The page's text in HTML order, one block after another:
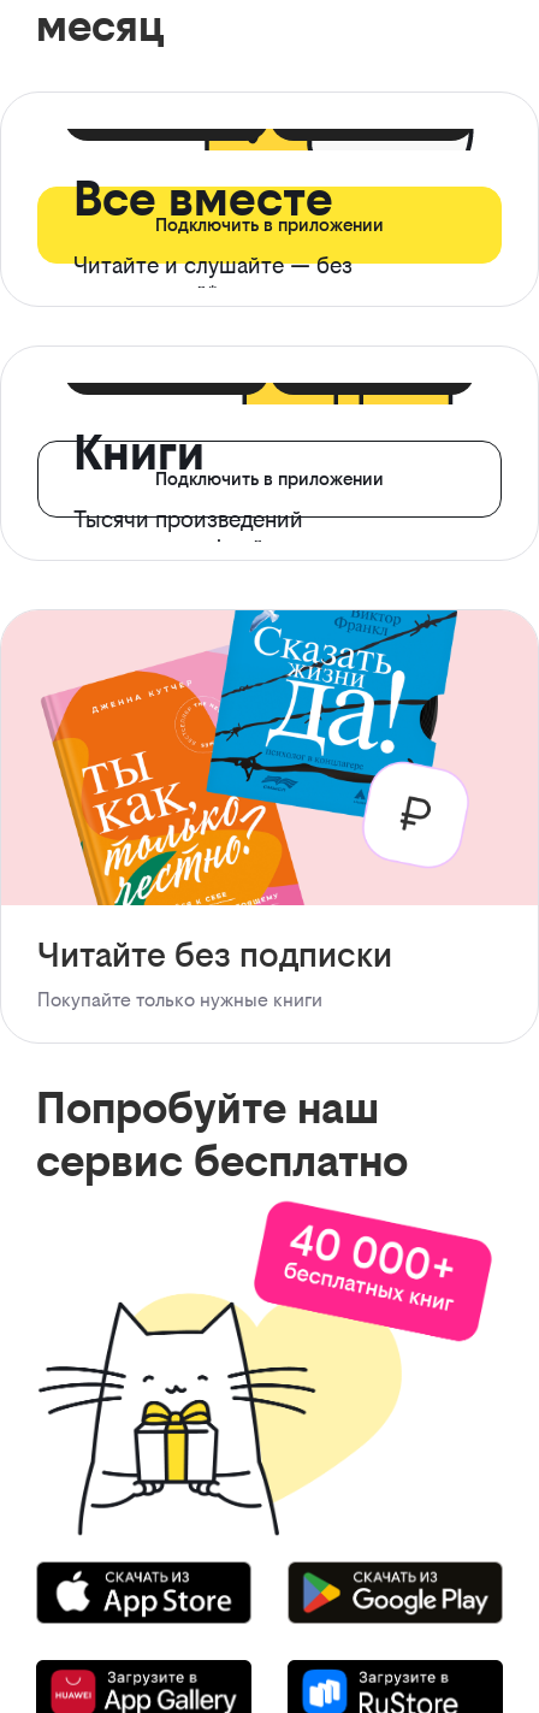
месяц
Все вместе
Читайте и слушайте — без
ограничений*
Подключить в приложении
Книги
Тысячи произведений
с доступом офлайн
Подключить в приложении
Читайте без подписки
Покупайте только нужные книги
Попробуйте наш
сервис бесплатно